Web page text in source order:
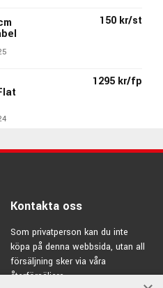
6.3 mm tele
150 kr/st
1295 kr/fp
Kontakta oss
Som privatperson kan du inte
köpa på denna webbsida, utan all
försäljning sker via våra
återförsäljare.